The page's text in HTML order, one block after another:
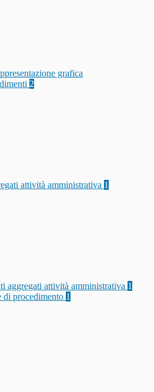
grafica
2
attività amministrativa 1
aggregati attività amministrativa 1
di procedimento 1